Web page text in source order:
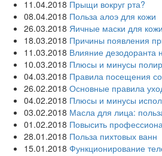
11.04.2018 Прыщи вокруг рта?
08.04.2018 Польза алоэ для кожи
26.03.2018 Яичные маски для кожи
18.03.2018 Причины появления
11.03.2018 Влияние
10.03.2018 Плюсы и минусы
04.03.2018 Правила посещения
26.02.2018 Основные правила
04.02.2018 Плюсы и минусы
03.02.2018 Масла для лица:
01.02.2018 Повысить
28.01.2018 Польза пихтовых ванн
15.01.2018 Функционирование